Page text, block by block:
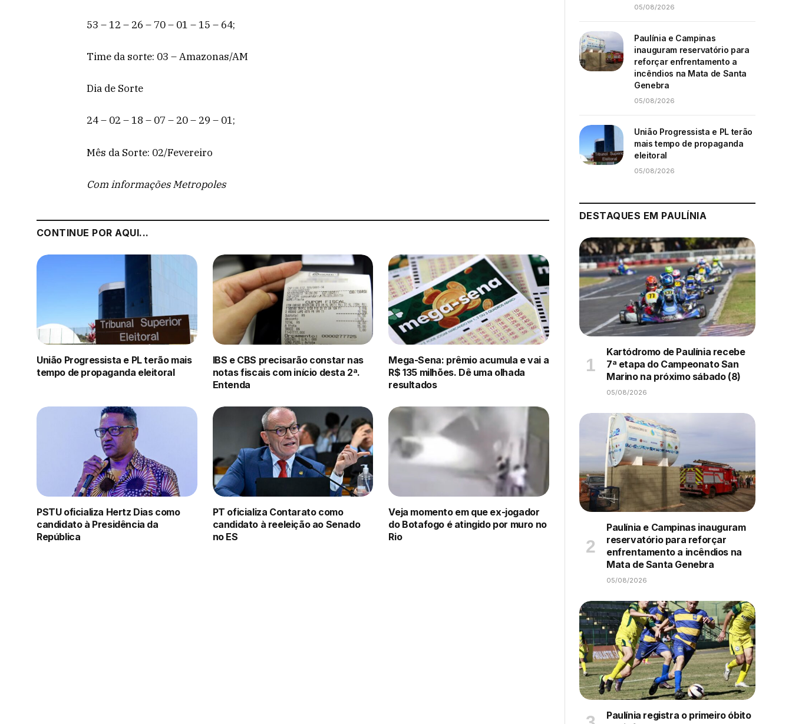
53 – 12 – 26 – 70 – 01 – 15 – 64;
Time da sorte: 03 – Amazonas/AM
Dia de Sorte
24 – 02 – 18 – 07 – 20 – 29 – 01;
Mês da Sorte: 02/Fevereiro
Com informações Metropoles
CONTINUE POR AQUI...
União Progressista e PL terão mais
tempo de propaganda eleitoral
IBS e CBS precisarão constar nas
notas fiscais com início desta 2ª.
Entenda
Mega-Sena: prêmio acumula e vai a
R$ 135 milhões. Dê uma olhada
resultados
PSTU oficializa Hertz Dias como
candidato à Presidência da
República
PT oficializa Contarato como
candidato à reeleição ao Senado
no ES
Veja momento em que ex-jogador
do Botafogo é atingido por muro no
Rio
05/08/2026
Paulínia e Campinas
inauguram reservatório para
reforçar enfrentamento a
incêndios na Mata de Santa
Genebra
05/08/2026
União Progressista e PL terão
mais tempo de propaganda
eleitoral
05/08/2026
DESTAQUES EM PAULÍNIA
Kartódromo de Paulínia recebe
7ª etapa do Campeonato San
Marino na próximo sábado (8)
05/08/2026
Paulínia e Campinas inauguram
reservatório para reforçar
enfrentamento a incêndios na
Mata de Santa Genebra
05/08/2026
Paulínia registra o primeiro óbito